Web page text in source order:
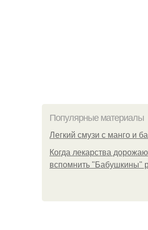
Популярные материалы
Легкий смузи с манго и
Когда лекарства
вспомнить "Бабушкины"